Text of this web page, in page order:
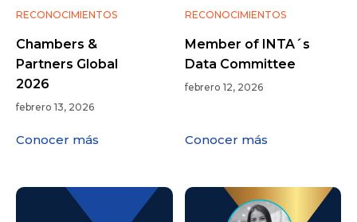
RECONOCIMIENTOS
Chambers &
Partners Global
2026
febrero 13, 2026
Conocer más
RECONOCIMIENTOS
Member of INTA´s
Data Committee
febrero 12, 2026
Conocer más